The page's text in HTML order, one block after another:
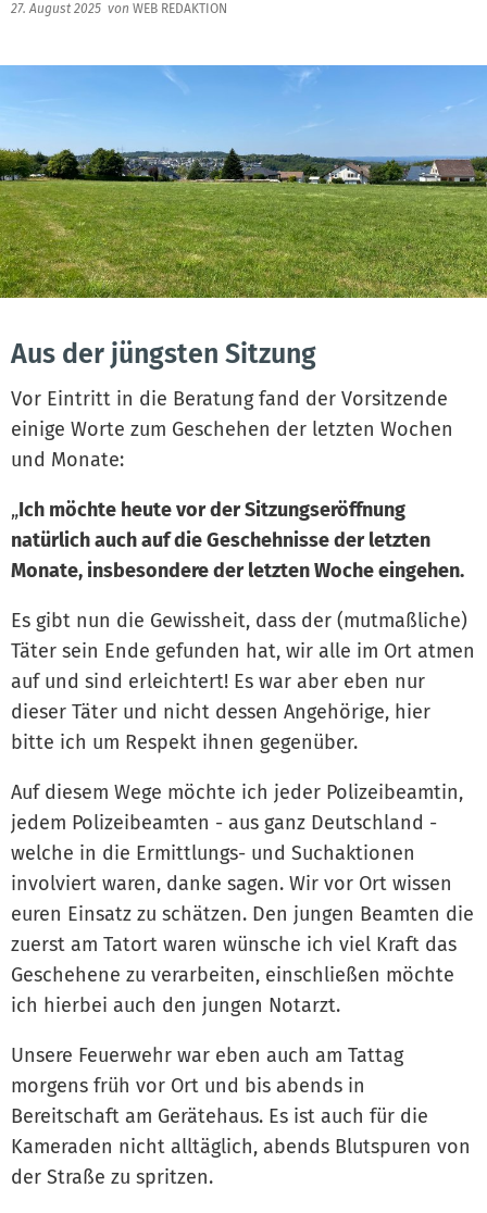
27. August 2025 von WEB REDAKTION
Aus der jüngsten Sitzung
Vor Eintritt in die Beratung fand der Vorsitzende
einige Worte zum Geschehen der letzten Wochen
und Monate:
„Ich möchte heute vor der Sitzungseröffnung
natürlich auch auf die Geschehnisse der letzten
Monate, insbesondere der letzten Woche eingehen.
Es gibt nun die Gewissheit, dass der (mutmaßliche)
Täter sein Ende gefunden hat, wir alle im Ort atmen
auf und sind erleichtert! Es war aber eben nur
dieser Täter und nicht dessen Angehörige, hier
bitte ich um Respekt ihnen gegenüber.
Auf diesem Wege möchte ich jeder Polizeibeamtin,
jedem Polizeibeamten - aus ganz Deutschland -
welche in die Ermittlungs- und Suchaktionen
involviert waren, danke sagen. Wir vor Ort wissen
euren Einsatz zu schätzen. Den jungen Beamten die
zuerst am Tatort waren wünsche ich viel Kraft das
Geschehene zu verarbeiten, einschließen möchte
ich hierbei auch den jungen Notarzt.
Unsere Feuerwehr war eben auch am Tattag
morgens früh vor Ort und bis abends in
Bereitschaft am Gerätehaus. Es ist auch für die
Kameraden nicht alltäglich, abends Blutspuren von
der Straße zu spritzen.